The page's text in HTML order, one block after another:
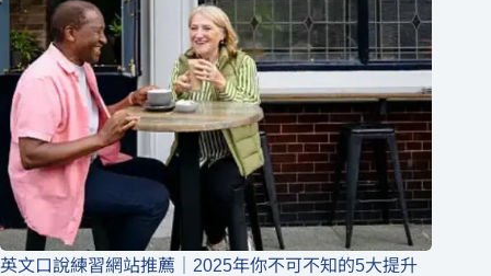
英文口說練習網站推薦｜2025年你不可不知的5大提升